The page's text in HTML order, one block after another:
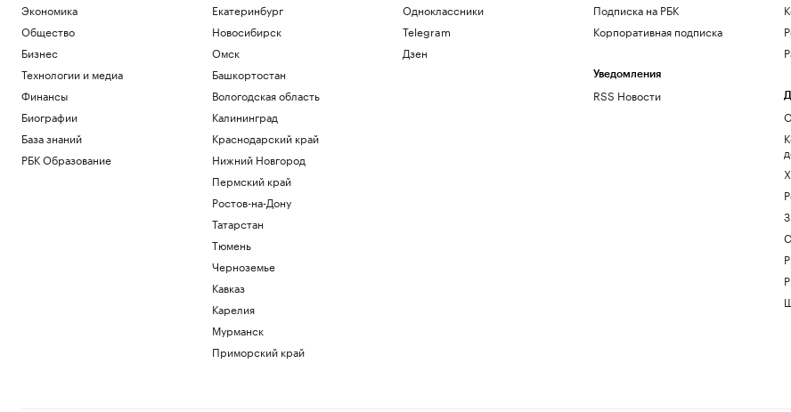
Трамп обжалует запрет на
строительство бального зала в Белом
доме
Политика
Как выглядит портрет абитуриента в
2026 году. Видео РБК
Общество
В США рассказали, как помогли
снарядам из Сербии попасть на
Украину
Будущее Ходынского поля: от пашни и
Экономика
Общество
Бизнес
Технологии и медиа
Финансы
Биографии
База знаний
РБК Образование
Екатеринбург
Новосибирск
Омск
Башкортостан
Вологодская область
Калининград
Краснодарский край
Нижний Новгород
Пермский край
Ростов-на-Дону
Татарстан
Тюмень
Черноземье
Кавказ
Карелия
Мурманск
Приморский край
Одноклассники
Telegram
Дзен
Подписка на РБК
Корпоративная подписка
Уведомления
RSS Новости